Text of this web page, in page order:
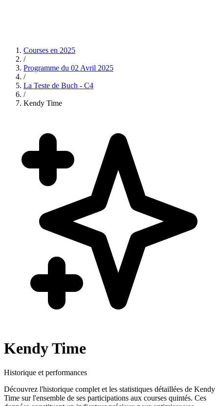
Courses en 2025
/
Programme du 02 Avril 2025
/
La Teste de Buch - C4
/
Kendy Time
Kendy Time
Historique et performances
Découvrez l'historique complet et les statistiques détaillées de Kendy
Time sur l'ensemble de ses participations aux courses quintés. Ces